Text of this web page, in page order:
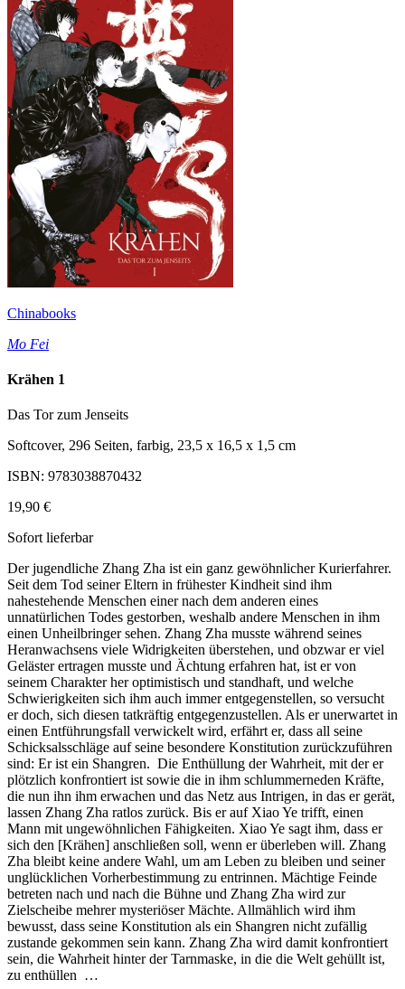
Chinabooks
Mo Fei
Krähen 1
Das Tor zum Jenseits
Softcover, 296 Seiten, farbig, 23,5 x 16,5 x 1,5 cm
ISBN: 9783038870432
19,90 €
Sofort lieferbar
Der jugendliche Zhang Zha ist ein ganz gewöhnlicher Kurierfahrer.
Seit dem Tod seiner Eltern in frühester Kindheit sind ihm
nahestehende Menschen einer nach dem anderen eines
unnatürlichen Todes gestorben, weshalb andere Menschen in ihm
einen Unheilbringer sehen. Zhang Zha musste während seines
Heranwachsens viele Widrigkeiten überstehen, und obzwar er viel
Geläster ertragen musste und Ächtung erfahren hat, ist er von
seinem Charakter her optimistisch und standhaft, und welche
Schwierigkeiten sich ihm auch immer entgegenstellen, so versucht
er doch, sich diesen tatkräftig entgegenzustellen. Als er unerwartet in
einen Entführungsfall verwickelt wird, erfährt er, dass all seine
Schicksalsschläge auf seine besondere Konstitution zurückzuführen
sind: Er ist ein Shangren. Die Enthüllung der Wahrheit, mit der er
plötzlich konfrontiert ist sowie die in ihm schlummerneden Kräfte,
die nun ihn ihm erwachen und das Netz aus Intrigen, in das er gerät,
lassen Zhang Zha ratlos zurück. Bis er auf Xiao Ye trifft, einen
Mann mit ungewöhnlichen Fähigkeiten. Xiao Ye sagt ihm, dass er
sich den [Krähen] anschließen soll, wenn er überleben will. Zhang
Zha bleibt keine andere Wahl, um am Leben zu bleiben und seiner
unglücklichen Vorherbestimmung zu entrinnen. Mächtige Feinde
betreten nach und nach die Bühne und Zhang Zha wird zur
Zielscheibe mehrer mysteriöser Mächte. Allmählich wird ihm
bewusst, dass seine Konstitution als ein Shangren nicht zufällig
zustande gekommen sein kann. Zhang Zha wird damit konfrontiert
sein, die Wahrheit hinter der Tarnmaske, in die die Welt gehüllt ist,
zu enthüllen …